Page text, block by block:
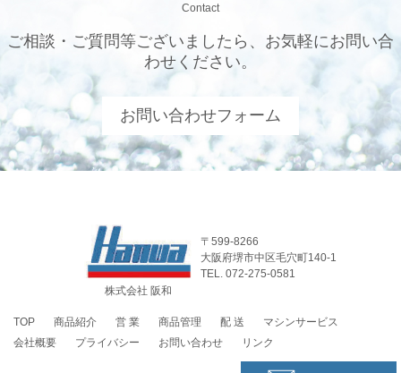
Contact
ご相談・ご質問等ございましたら、お気軽にお問い合
わせください。
お問い合わせフォーム
株式会社 阪和
〒599-8266
大阪府堺市中区毛穴町140-1
TEL. 072-275-0581
TOP 商品紹介 営 業 商品管理 配 送
マシンサービス
会社概要
プライバシー お問い合わせ リンク